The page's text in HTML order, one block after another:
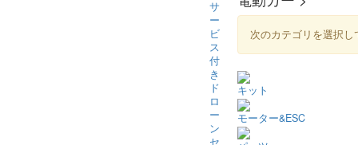
次のカテゴリを選択し
キット
モーター&ESC
サ
ー
ビ
ス
付
き
ド
ロ
ー
ン
セ